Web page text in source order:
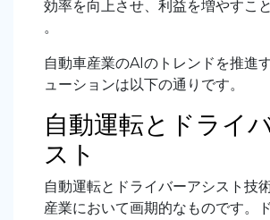
効率を向上させ、利益を増やすこ
。
自動車産業のAIのトレンドを推進
ューションは以下の通りです。
自動運転とドライ
スト
自動運転とドライバーアシスト技
産業において画期的なものです。